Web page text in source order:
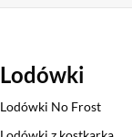
Lodówki
Lodówki No Frost